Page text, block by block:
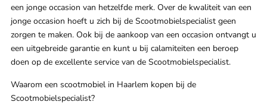
een jonge occasion van hetzelfde merk. Over de kwaliteit van een
jonge occasion hoeft u zich bij de Scootmobielspecialist geen
zorgen te maken. Ook bij de aankoop van een occasion ontvangt u
een uitgebreide garantie en kunt u bij calamiteiten een beroep
doen op de excellente service van de Scootmobielspecialist.
Waarom een scootmobiel in Haarlem kopen bij de
Scootmobielspecialist?